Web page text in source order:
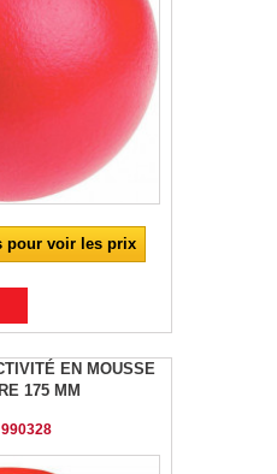
pour voir les prix
EN MOUSSE
175 MM
990328